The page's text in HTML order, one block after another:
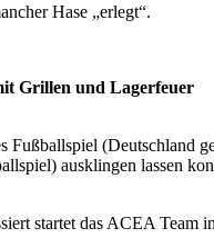
Hase „erlegt“.
Grillen und Lagerfeuer
Fußballspiel (Deutschland
ausklingen lassen
startet das ACEA Team